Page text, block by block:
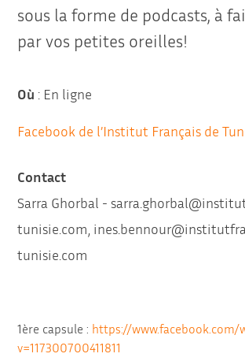
sous la forme de podcasts, à
par vos petites oreilles!
Où : En ligne
Facebook de l’Institut Français de
Contact
Sarra Ghorbal -
tunisie.com,
tunisie.com
1ère capsule : https://www.facebook.com/
v=117300700411811